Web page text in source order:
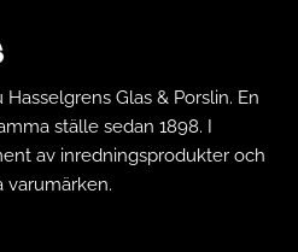
Glas & Porslin. En
ställe sedan 1898. I
av inredningsprodukter och
varumärken.